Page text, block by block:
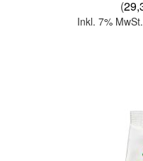
(
Inkl. 7% MwSt.